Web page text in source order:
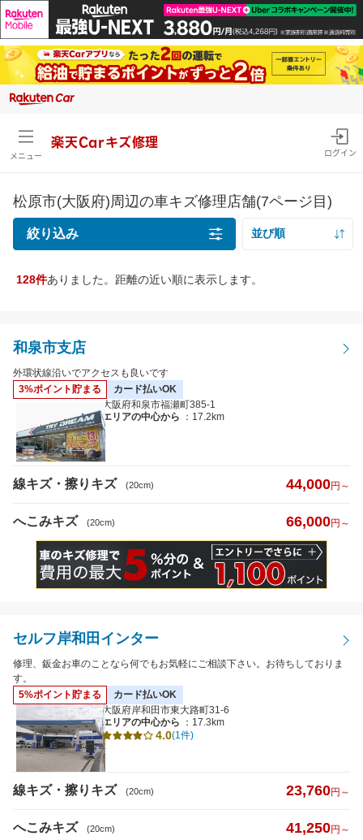
メニュー
楽天Carキズ修理
ログイン
松原市(大阪府)周辺の車キズ修理店舗(7ページ目)
絞り込み 並び順
キズの種類
へこみキズ
キズのサイズ
※5cm以下から選択可
距離
特徴から探す
詳細
クレジットカード払いOK
代車あり
日曜営業
夜間受付（19時以降受付）
引き取り納車
128件ありました。距離の近い順に表示します。
和泉市支店
外環状線沿いでアクセスも良いです
3%ポイント貯まる
カード払いOK
大阪府和泉市福瀬町385-1
エリアの中心から
：17.2km
線キズ・擦りキズ (20cm) 44,000円～
へこみキズ (20cm) 66,000円～
セルフ岸和田インター
修理、鈑金お車のことなら何でもお気軽にご相談下さい。お待ちしておりま
す。
5%ポイント貯まる
カード払いOK
大阪府岸和田市東大路町31-6
エリアの中心から
：17.3km
4.0(1件)
線キズ・擦りキズ (20cm) 23,760円～
へこみキズ (20cm) 41,250円～